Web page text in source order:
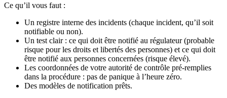
Ce qu’il vous faut :
Un registre interne des incidents (chaque incident, qu’il soit
notifiable ou non).
Un test clair : ce qui doit être notifié au régulateur (probable
risque pour les droits et libertés des personnes) et ce qui doit
être notifié aux personnes concernées (risque élevé).
Les coordonnées de votre autorité de contrôle pré-remplies
dans la procédure : pas de panique à l’heure zéro.
Des modèles de notification prêts.